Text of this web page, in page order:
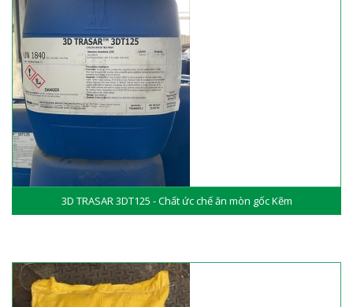
3D TRASAR 3DT125 - Chất ức chế ăn mòn gốc Kẽm